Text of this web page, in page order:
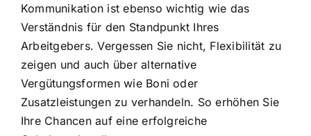
Kommunikation ist ebenso wichtig wie das
Verständnis für den Standpunkt Ihres
Arbeitgebers. Vergessen Sie nicht, Flexibilität zu
zeigen und auch über alternative
Vergütungsformen wie Boni oder
Zusatzleistungen zu verhandeln. So erhöhen Sie
Ihre Chancen auf eine erfolgreiche